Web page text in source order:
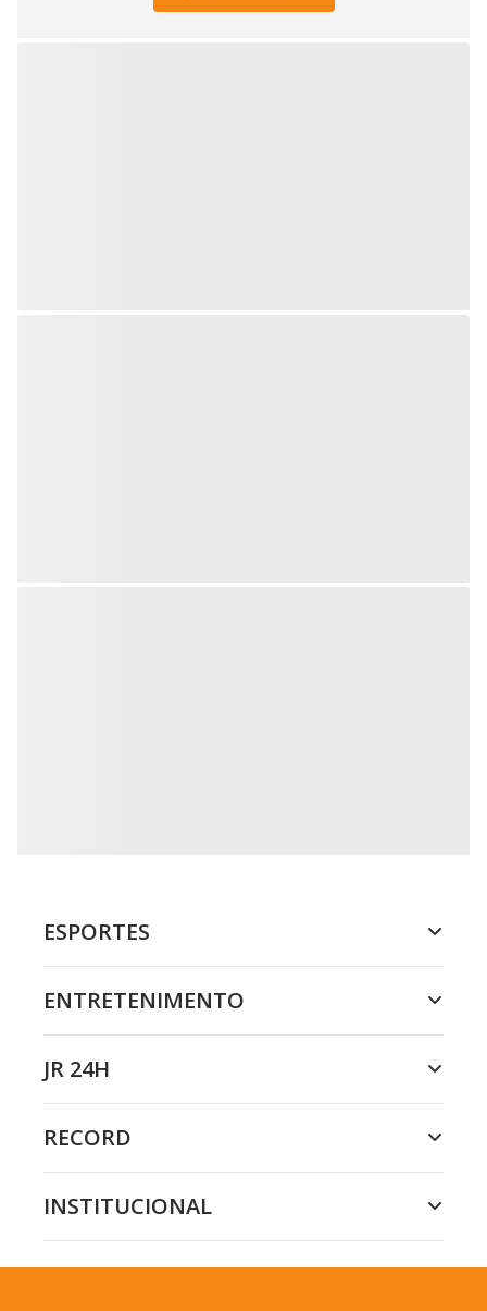
ESPORTES
ENTRETENIMENTO
JR 24H
RECORD
INSTITUCIONAL